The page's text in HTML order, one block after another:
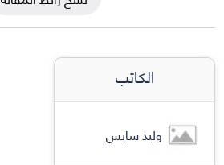
الكاتب
وليد سايس